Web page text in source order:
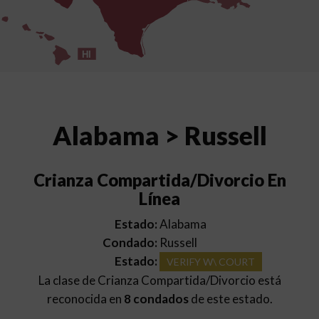
HI
Alabama > Russell
Crianza Compartida/Divorcio En
Línea
Estado:Alabama
Condado: Russell
Estado:
VERIFY W\ COURT
La clase de Crianza Compartida/Divorcio está
reconocida en 8 condadosde este estado.